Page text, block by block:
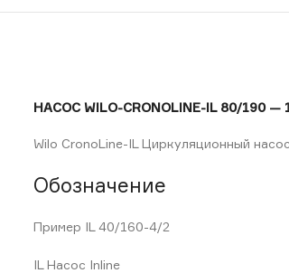
НАСОС WILO-CRONOLINE-IL 80/190
Wilo CronoLine-IL Циркуляционный
Обозначение
Пример IL 40/160-4/2
IL Насос Inline